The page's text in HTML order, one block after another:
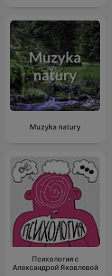
Muzyka natury
Психология с
Александрой Яковлевой